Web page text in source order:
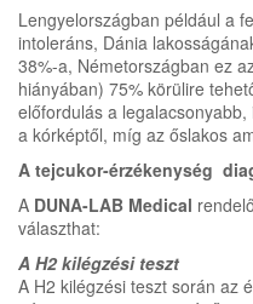
Lengyelországban például a
intoleráns, Dánia
38%-a, Németországban ez
hiányában) 75% körülire
előfordulás a
a kórképtől, míg az őslakos
A tejcukor-érzékenység
A DUNA-LAB Medical
választhat:
A H2 kilégzési teszt
A H2 kilégzési teszt során az